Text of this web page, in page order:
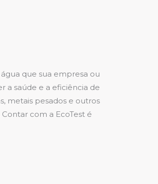
que sua empresa ou
a saúde e a eficiência de
metais pesados e outros
com a EcoTest é